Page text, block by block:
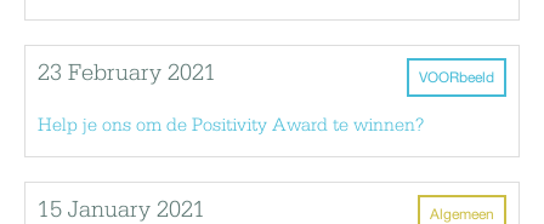
VOORbeeld
23 February 2021
Help je ons om de Positivity Award te winnen?
Algemeen
15 January 2021